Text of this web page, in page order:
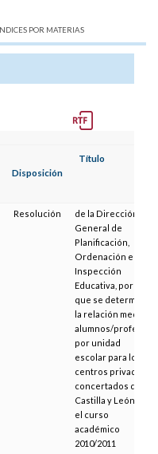
AQUÍ:
ÍNDICES POR MATERIAS
Disposición
Título
Resolución
de la Dirección
General de
Planificación,
Ordenación e
Inspección
Educativa, por la
que se determina
la relación media
alumnos/profesor
por unidad
escolar para los
centros privados
concertados de
Castilla y León en
el curso
académico
2010/2011